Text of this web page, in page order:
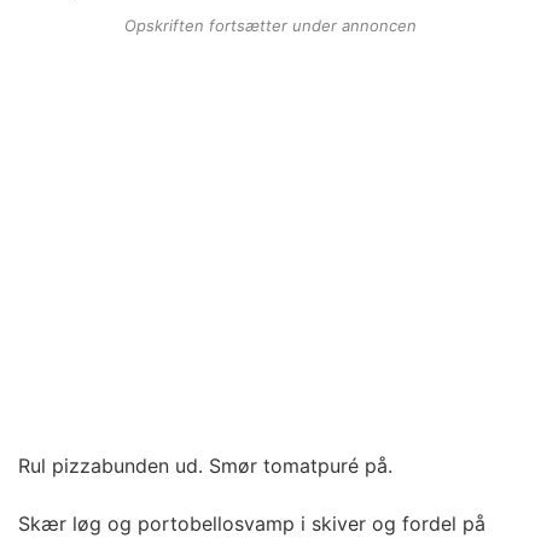
Opskriften fortsætter under annoncen
Rul pizzabunden ud. Smør tomatpuré på.
Skær løg og portobellosvamp i skiver og fordel på